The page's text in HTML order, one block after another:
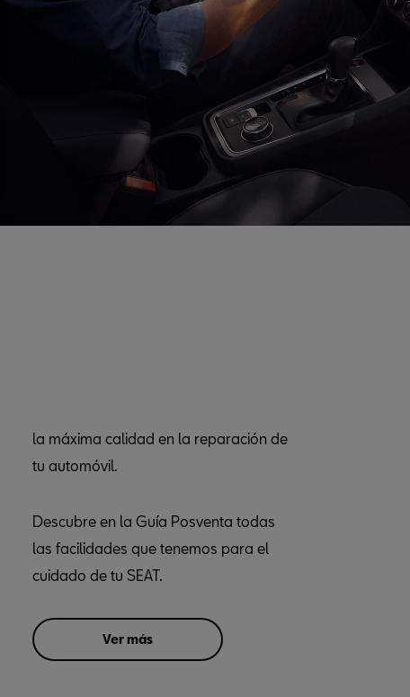
la máxima calidad en la reparación de
tu automóvil.
Descubre en la Guía Posventa todas
las facilidades que tenemos para el
cuidado de tu SEAT.
Ver más